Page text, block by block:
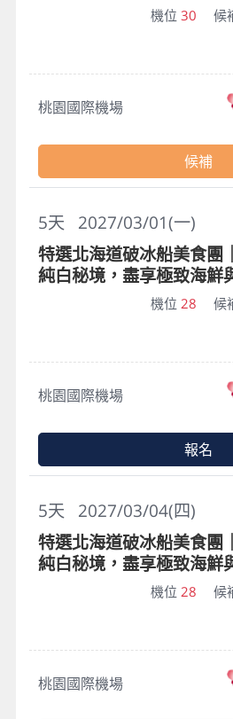
機位 30 候
桃園國際機場
候補
2027/03/01(一)
5天
特選北海道破冰船美食團
純白秘境，盡享極致海鮮
機位 28 候
桃園國際機場
報名
2027/03/04(四)
5天
特選北海道破冰船美食團
純白秘境，盡享極致海鮮
機位 28 候
桃園國際機場